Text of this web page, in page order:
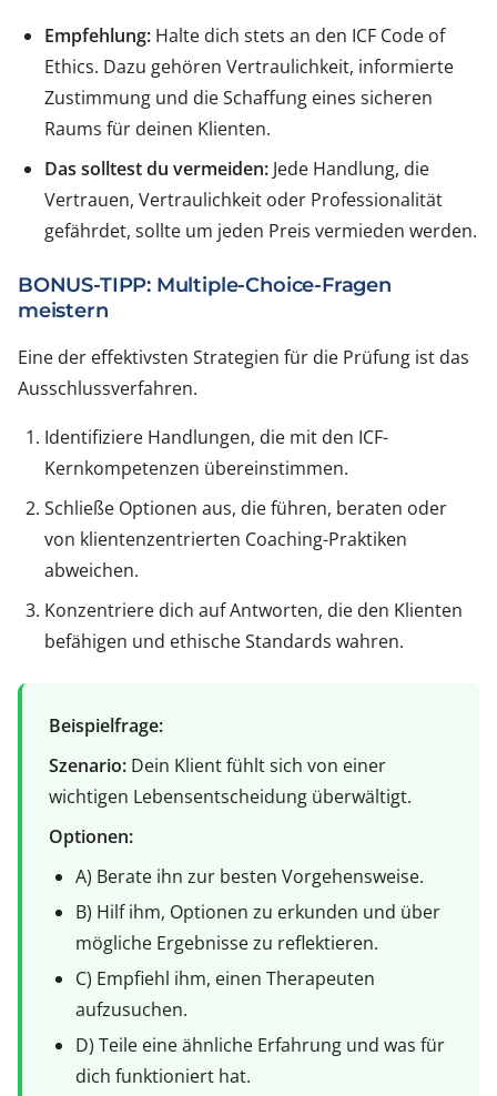
Empfehlung: Halte dich stets an den ICF Code of
Ethics. Dazu gehören Vertraulichkeit, informierte
Zustimmung und die Schaffung eines sicheren
Raums für deinen Klienten.
Das solltest du vermeiden: Jede Handlung, die
Vertrauen, Vertraulichkeit oder Professionalität
gefährdet, sollte um jeden Preis vermieden werden.
BONUS-TIPP: Multiple-Choice-Fragen
meistern
Eine der effektivsten Strategien für die Prüfung ist das
Ausschlussverfahren.
Identifiziere Handlungen, die mit den ICF-
Kernkompetenzen übereinstimmen.
Schließe Optionen aus, die führen, beraten oder
von klientenzentrierten Coaching-Praktiken
abweichen.
Konzentriere dich auf Antworten, die den Klienten
befähigen und ethische Standards wahren.
Beispielfrage:
Szenario: Dein Klient fühlt sich von einer
wichtigen Lebensentscheidung überwältigt.
Optionen:
A) Berate ihn zur besten Vorgehensweise.
B) Hilf ihm, Optionen zu erkunden und über
mögliche Ergebnisse zu reflektieren.
C) Empfiehl ihm, einen Therapeuten
aufzusuchen.
D) Teile eine ähnliche Erfahrung und was für
dich funktioniert hat.